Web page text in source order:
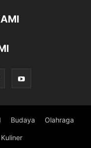
Budaya Olahraga
Kuliner